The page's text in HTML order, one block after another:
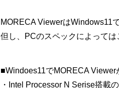
MORECA ViewerはWindows11
但し、PCのスペックによっては
■Windoes11でMORECA Viewer
・Intel Processor N Serise搭載